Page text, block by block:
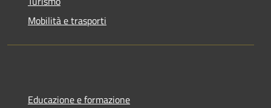
Mobilità e trasporti
Educazione e formazione